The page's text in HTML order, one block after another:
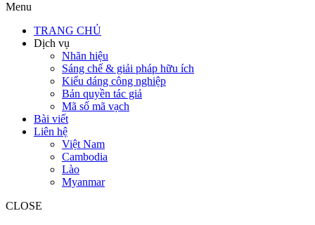
Menu
TRANG CHỦ
Dịch vụ
Nhãn hiệu
Sáng chế & giải pháp hữu ích
Kiểu dáng công nghiệp
Bản quyền tác giả
Mã số mã vạch
Bài viết
Liên hệ
Việt Nam
Cambodia
Lào
Myanmar
CLOSE